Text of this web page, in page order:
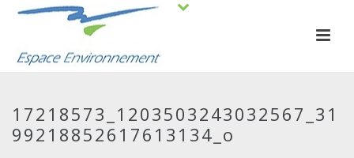
17218573_1203503243032567_31
99218852617613134_o